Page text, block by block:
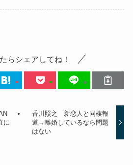
らシェアしてね！
に
香川照之 新恋人と同棲報
道→離婚しているなら問題
はない